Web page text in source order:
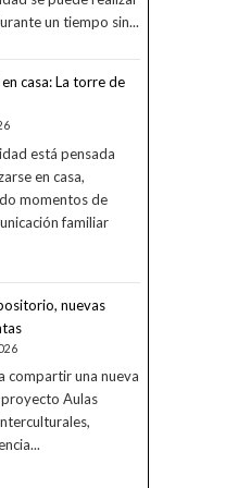
un tiempo sin...
casa: La torre de
está pensada
en casa,
momentos de
familiar
nuevas
compartir una nueva
Aulas